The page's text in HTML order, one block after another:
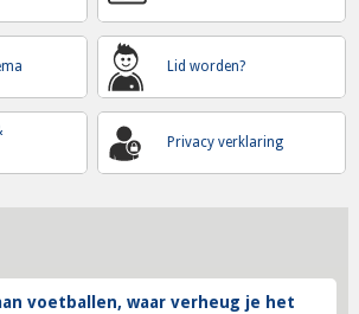
Lid worden?
Privacy verklaring
voetballen, waar verheug je het